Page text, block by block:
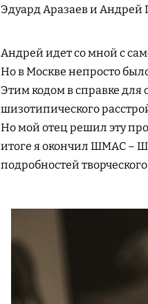
Эдуард Аразаев и Андрей
Андрей идет со мной с
Но в Москве непросто
Этим кодом в справке для
шизотипического
Но мой отец решил эту
итоге я окончил ШМАС –
подробностей